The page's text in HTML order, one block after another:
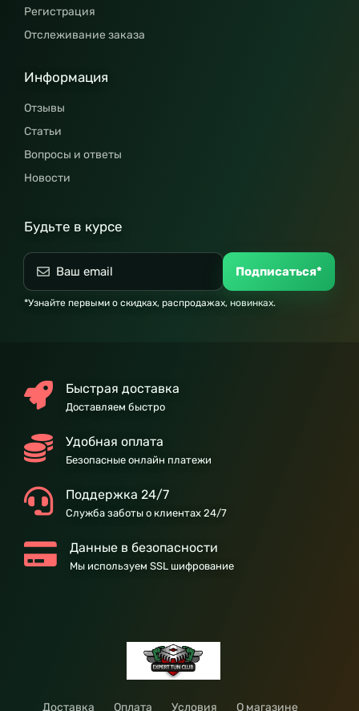
Регистрация
Отслеживание заказа
Информация
Отзывы
Статьи
Вопросы и ответы
Новости
Будьте в курсе
Подписаться*
*Узнайте первыми о скидках, распродажах, новинках.
Быстрая доставка
Доставляем быстро
Удобная оплата
Безопасные онлайн платежи
Поддержка 24/7
Служба заботы о клиентах 24/7
Данные в безопасности
Мы используем SSL шифрование
Доставка Оплата Условия О магазине